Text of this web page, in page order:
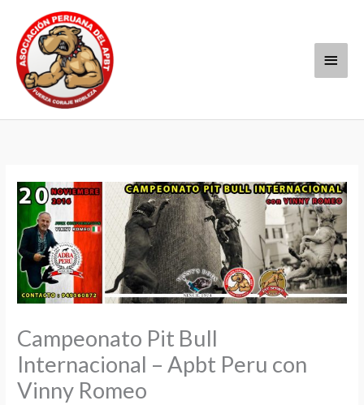
contenido
Campeonato Pit Bull
Internacional – Apbt Peru con
Vinny Romeo